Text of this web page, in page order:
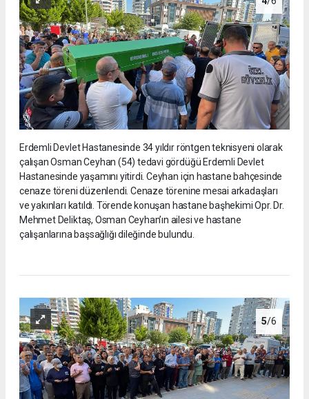
Erdemli Devlet Hastanesinde 34 yıldır röntgen teknisyeni olarak
çalışan Osman Ceyhan (54) tedavi gördüğü Erdemli Devlet
Hastanesinde yaşamını yitirdi. Ceyhan için hastane bahçesinde
cenaze töreni düzenlendi. Cenaze törenine mesai arkadaşları
ve yakınları katıldı. Törende konuşan hastane başhekimi Opr. Dr.
Mehmet Deliktaş, Osman Ceyhan’ın ailesi ve hastane
çalışanlarına başsağlığı dileğinde bulundu.
5/6